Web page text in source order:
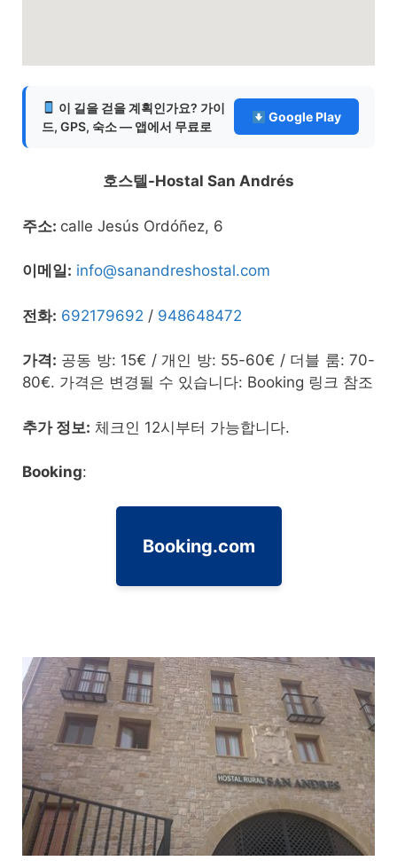
이 길을 걷을 계획인가요? 가이
드, GPS, 숙소 — 앱에서 무료로
Google Play
호스텔-Hostal San Andrés
주소: calle Jesús Ordóñez, 6
이메일: info@sanandreshostal.com
전화: 692179692 / 948648472
가격: 공동 방: 15€ / 개인 방: 55-60€ / 더블 룸: 70-
80€. 가격은 변경될 수 있습니다: Booking 링크 참조
추가 정보: 체크인 12시부터 가능합니다.
Booking:
Booking.com